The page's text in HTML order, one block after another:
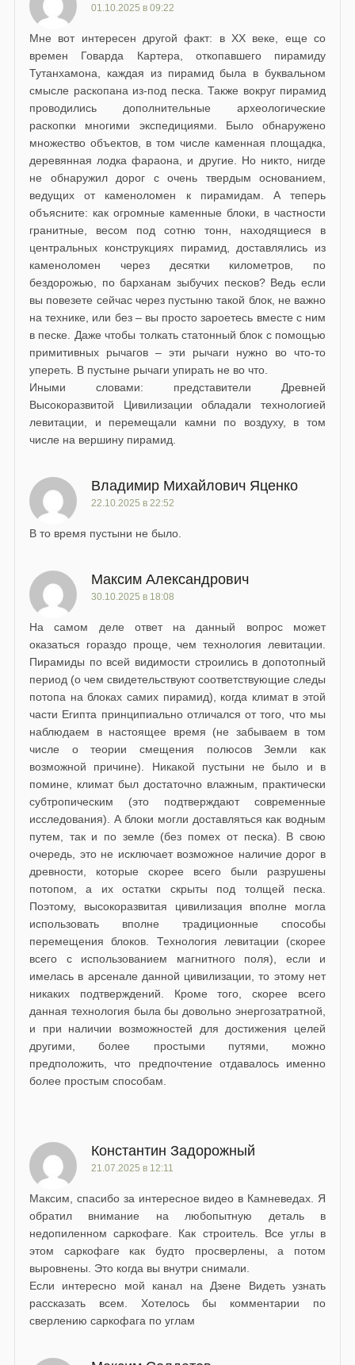
01.10.2025 в 09:22
Мне вот интересен другой факт: в ХХ веке, еще со
времен Говарда Картера, откопавшего пирамиду
Тутанхамона, каждая из пирамид была в буквальном
смысле раскопана из-под песка. Также вокруг пирамид
проводились дополнительные археологические
раскопки многими экспедициями. Было обнаружено
множество объектов, в том числе каменная площадка,
деревянная лодка фараона, и другие. Но никто, нигде
не обнаружил дорог с очень твердым основанием,
ведущих от каменоломен к пирамидам. А теперь
объясните: как огромные каменные блоки, в частности
гранитные, весом под сотню тонн, находящиеся в
центральных конструкциях пирамид, доставлялись из
каменоломен через десятки километров, по
бездорожью, по барханам зыбучих песков? Ведь если
вы повезете сейчас через пустыню такой блок, не важно
на технике, или без – вы просто зароетесь вместе с ним
в песке. Даже чтобы толкать статонный блок с помощью
примитивных рычагов – эти рычаги нужно во что-то
упереть. В пустыне рычаги упирать не во что.
Иными словами: представители Древней
Высокоразвитой Цивилизации обладали технологией
левитации, и перемещали камни по воздуху, в том
числе на вершину пирамид.
Владимир Михайлович Яценко
22.10.2025 в 22:52
В то время пустыни не было.
Максим Александрович
30.10.2025 в 18:08
На самом деле ответ на данный вопрос может
оказаться гораздо проще, чем технология левитации.
Пирамиды по всей видимости строились в допотопный
период (о чем свидетельствуют соответствующие следы
потопа на блоках самих пирамид), когда климат в этой
части Египта принципиально отличался от того, что мы
наблюдаем в настоящее время (не забываем в том
числе о теории смещения полюсов Земли как
возможной причине). Никакой пустыни не было и в
помине, климат был достаточно влажным, практически
субтропическим (это подтверждают современные
исследования). А блоки могли доставляться как водным
путем, так и по земле (без помех от песка). В свою
очередь, это не исключает возможное наличие дорог в
древности, которые скорее всего были разрушены
потопом, а их остатки скрыты под толщей песка.
Поэтому, высокоразвитая цивилизация вполне могла
использовать вполне традиционные способы
перемещения блоков. Технология левитации (скорее
всего с использованием магнитного поля), если и
имелась в арсенале данной цивилизации, то этому нет
никаких подтверждений. Кроме того, скорее всего
данная технология была бы довольно энергозатратной,
и при наличии возможностей для достижения целей
другими, более простыми путями, можно
предположить, что предпочтение отдавалось именно
более простым способам.
Константин Задорожный
21.07.2025 в 12:11
Максим, спасибо за интересное видео в Камневедах. Я
обратил внимание на любопытную деталь в
недопиленном саркофаге. Как строитель. Все углы в
этом саркофаге как будто просверлены, а потом
выровнены. Это когда вы внутри снимали.
Если интересно мой канал на Дзене Видеть узнать
рассказать всем. Хотелось бы комментарии по
сверлению саркофага по углам